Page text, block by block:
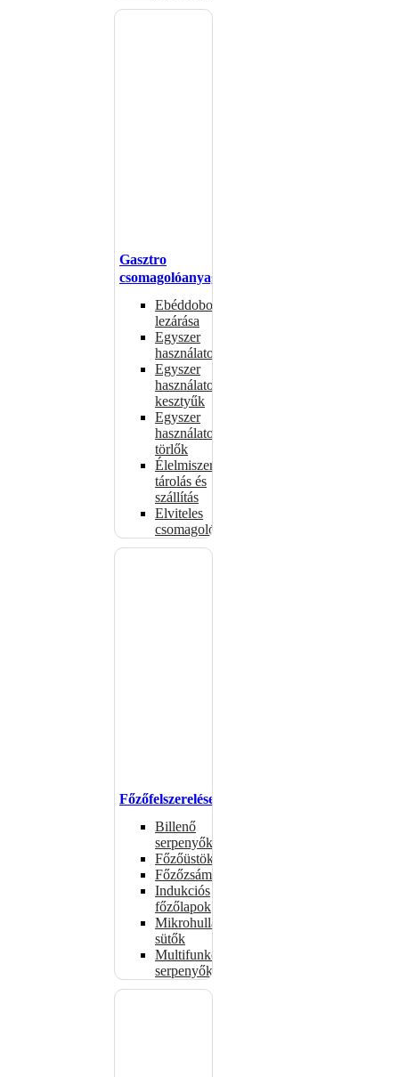
Gasztro
csomagolóanyagok
Ebéddobozok
lezárása
Egyszer
használatos
Egyszer
használatos
kesztyűk
Egyszer
használatos
törlők
Élelmiszer-
tárolás és
szállítás
Elviteles
csomagolóanyagok
Főzőfelszerelések
Billenő
serpenyők
Főzőüstök
Főzőzsámolyok
Indukciós
főzőlapok
Mikrohullámú
sütők
Multifunkciós
serpenyők